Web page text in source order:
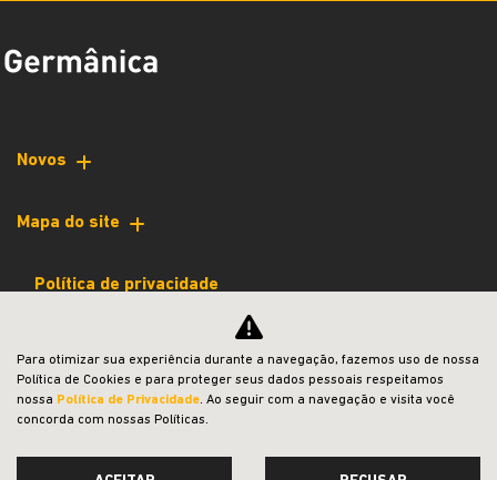
Novos
Mapa do site
Política de privacidade
jeep
CNPJ: 39.869.999/0001-45
Para otimizar sua experiência durante a navegação, fazemos uso de nossa
Política de Cookies e para proteger seus dados pessoais respeitamos
nossa Política de Privacidade. Ao seguir com a navegação e visita você
concorda com nossas Políticas.